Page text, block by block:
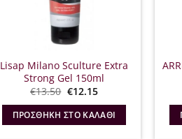
Lisap Milano Sculture Extra
Strong Gel 150ml
€13.50 Original
was:
€13.50.
€12.15Η
τιμή
είναι:
€12.15.
ΠΡΟΣΘΉΚΗ ΣΤΟ ΚΑΛΆΘΙ